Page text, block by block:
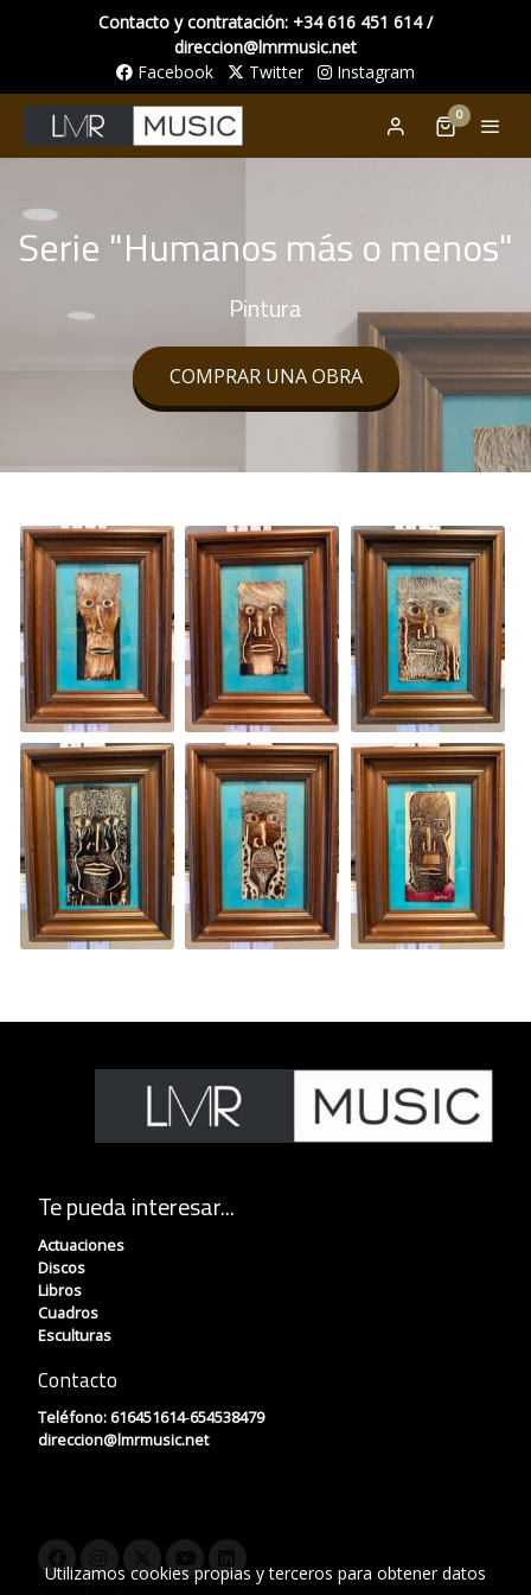
Contacto y contratación: +34 616 451 614 /
direccion@lmrmusic.net
Facebook
Twitter Instagram
0
Serie "Humanos más o menos"
Pintura
COMPRAR UNA OBRA
Te pueda interesar...
Actuaciones
Discos
Libros
Cuadros
Esculturas
Contacto
Teléfono:616451614-654538479
direccion@lmrmusic.net
Utilizamos cookies propias y terceros para obtener datos